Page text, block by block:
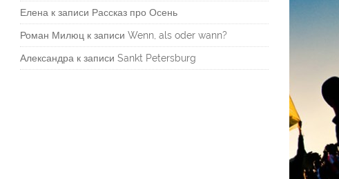
Елена к записи Рассказ про Осень
Роман Милюц к записи Wenn, als oder wann?
Александра к записи Sankt Petersburg